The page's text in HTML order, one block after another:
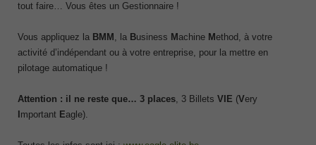
tout faire… Vous êtes un Gestionnaire !
Vous appliquez la BMM , la Business M achine M ethod, à votre
activité d’indépendant ou à votre entreprise, pour la mettre en
pilotage automatique !
Attention : il ne reste que… 3 places, 3 Billets VIE (Very
mportant Eagle).